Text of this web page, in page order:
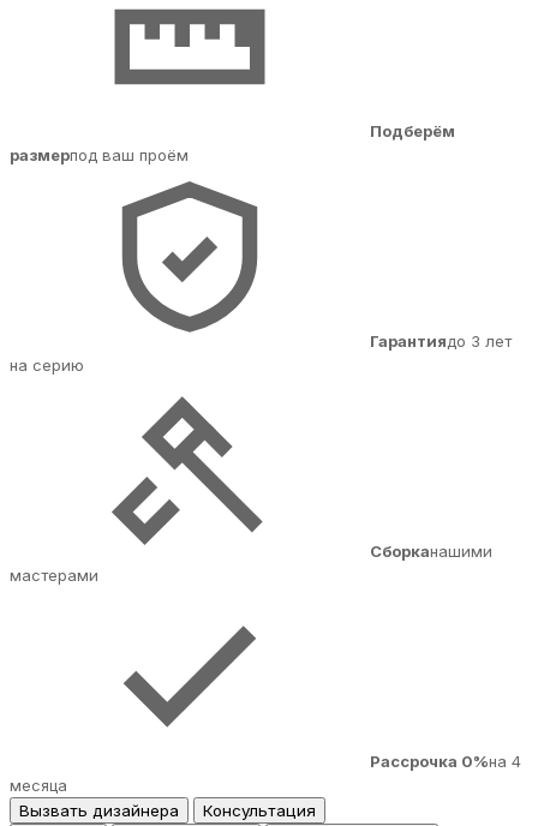
Подберём
размерпод ваш проём
Гарантиядо 3 лет
на серию
Сборканашими
мастерами
Рассрочка 0%на 4
месяца
Вызвать дизайнера
Консультация